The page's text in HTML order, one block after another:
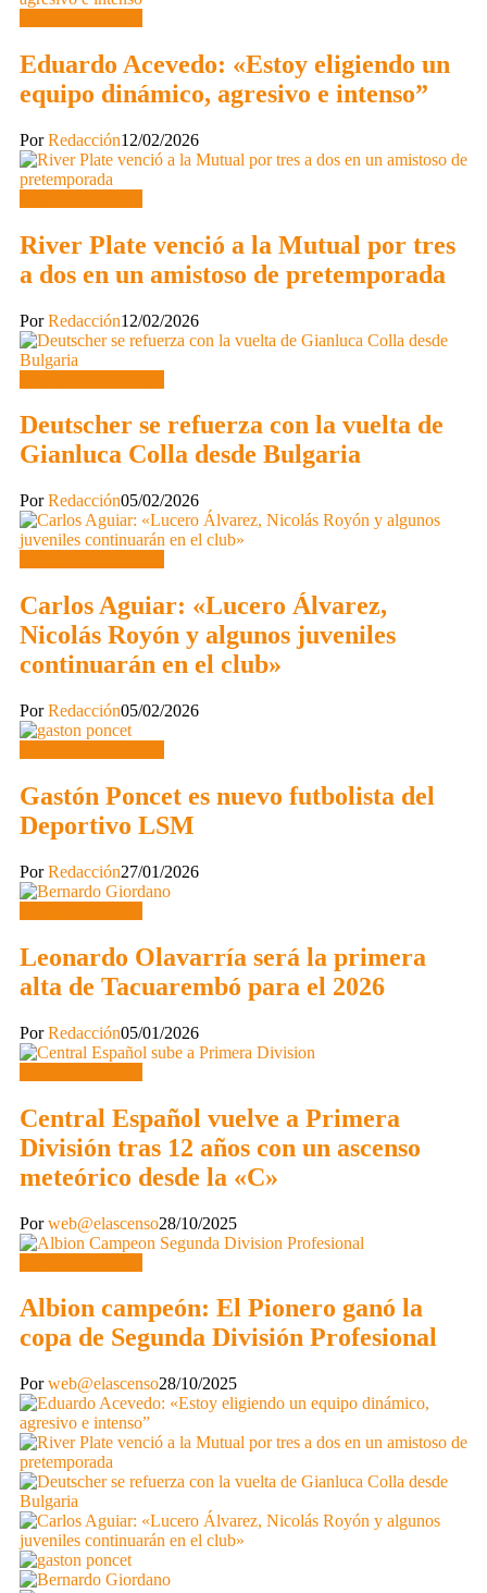
Eduardo Acevedo: «Estoy eligiendo un
equipo dinámico, agresivo e intenso”
PorRedacción12/02/2026
River Plate venció a la Mutual por tres
a dos en un amistoso de pretemporada
PorRedacción12/02/2026
Deutscher se refuerza con la vuelta de
Gianluca Colla desde Bulgaria
PorRedacción05/02/2026
Carlos Aguiar: «Lucero Álvarez,
Nicolás Royón y algunos juveniles
continuarán en el club»
PorRedacción05/02/2026
Gastón Poncet es nuevo futbolista del
Deportivo LSM
PorRedacción27/01/2026
Leonardo Olavarría será la primera
alta de Tacuarembó para el 2026
PorRedacción05/01/2026
Central Español vuelve a Primera
División tras 12 años con un ascenso
meteórico desde la «C»
Porweb@elascenso28/10/2025
Albion campeón: El Pionero ganó la
copa de Segunda División Profesional
Porweb@elascenso28/10/2025